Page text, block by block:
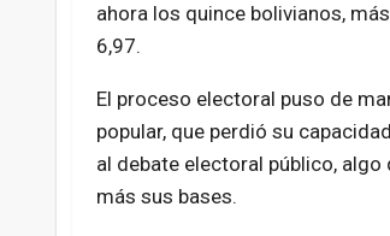
ahora los quince bolivianos,
6,97.
El proceso electoral puso de
popular, que perdió su
al debate electoral público,
más sus bases.